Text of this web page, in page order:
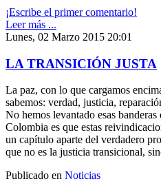
¡Escribe el primer comentario!
Leer más ...
Lunes, 02 Marzo 2015 20:01
LA TRANSICIÓN JUSTA
La paz, con lo que cargamos
sabemos: verdad, justicia,
No hemos levantado esas
Colombia es que estas
un capítulo aparte del verdadero
que no es la justicia transicional,
Publicado en Noticias